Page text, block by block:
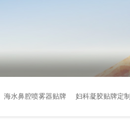
海水鼻腔喷雾器贴牌 妇科凝胶贴牌定制